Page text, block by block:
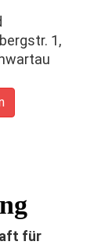
1,
für